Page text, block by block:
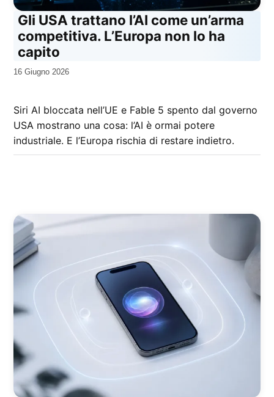
Gli USA trattano l’AI come un’arma
competitiva. L’Europa non lo ha
capito
da
16 Giugno 2026
Siri AI bloccata nell’UE e Fable 5 spento dal governo
USA mostrano una cosa: l’AI è ormai potere
industriale. E l’Europa rischia di restare indietro.